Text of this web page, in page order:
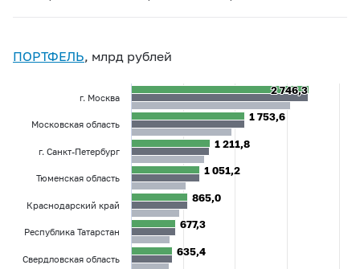
ПОРТФЕЛЬ, млрд рублей
2 746,3
2 746,3
1 753,6
1 753,6
1 211,8
1 211,8
1 051,2
1 051,2
865,0
865,0
677,3
677,3
635,4
635,4
г. Москва
Московская область
г. Санкт-Петербург
Тюменская область
Краснодарский край
Республика Татарстан
Свердловская область